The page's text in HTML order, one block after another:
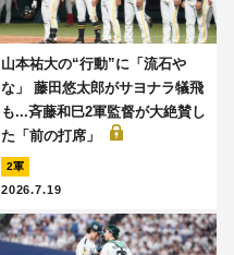
山本祐大の“行動”に「流石や
な」 藤田悠太郎がサヨナラ犠飛
も...斉藤和巳2軍監督が大絶賛し
た「前の打席」
2軍
2026.7.19